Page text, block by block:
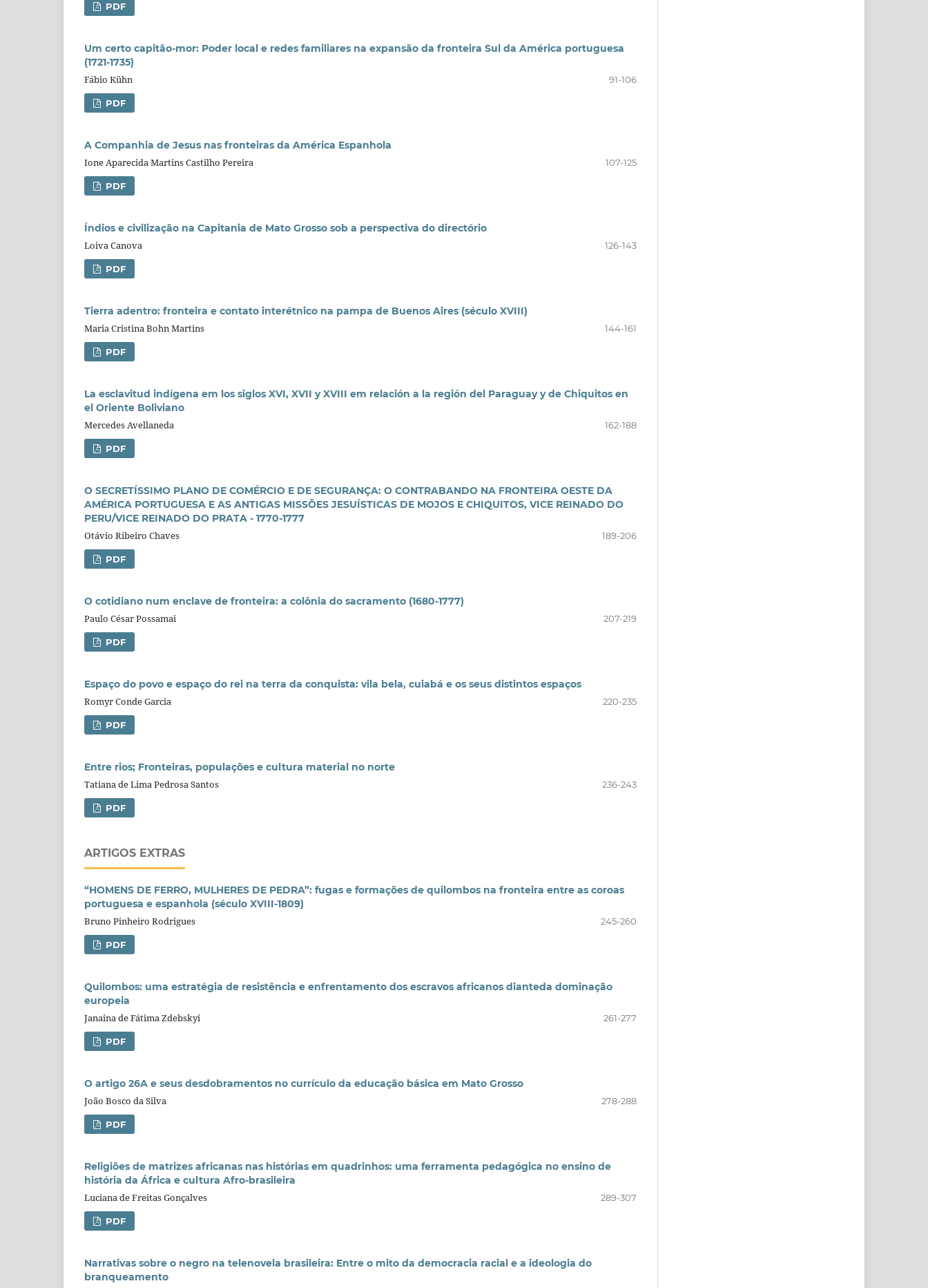
PDF
Um certo capitão-mor: Poder local e redes familiares na expansão da fronteira Sul da América portuguesa
(1721-1735)
Fábio Kühn
91-106
PDF
A Companhia de Jesus nas fronteiras da América Espanhola
Ione Aparecida Martins Castilho Pereira
107-125
PDF
Índios e civilização na Capitania de Mato Grosso sob a perspectiva do directório
Loiva Canova
126-143
PDF
Tierra adentro: fronteira e contato interétnico na pampa de Buenos Aires (século XVIII)
Maria Cristina Bohn Martins
144-161
PDF
La esclavitud indígena em los siglos XVI, XVII y XVIII em relación a la región del Paraguay y de Chiquitos en
el Oriente Boliviano
Mercedes Avellaneda
162-188
PDF
O SECRETÍSSIMO PLANO DE COMÉRCIO E DE SEGURANÇA: O CONTRABANDO NA FRONTEIRA OESTE DA
AMÉRICA PORTUGUESA E AS ANTIGAS MISSÕES JESUÍSTICAS DE MOJOS E CHIQUITOS, VICE REINADO DO
PERU/VICE REINADO DO PRATA - 1770-1777
Otávio Ribeiro Chaves
189-206
PDF
O cotidiano num enclave de fronteira: a colônia do sacramento (1680-1777)
Paulo César Possamai
207-219
PDF
Espaço do povo e espaço do rei na terra da conquista: vila bela, cuiabá e os seus distintos espaços
Romyr Conde Garcia
220-235
PDF
Entre rios; Fronteiras, populações e cultura material no norte
Tatiana de Lima Pedrosa Santos
236-243
PDF
ARTIGOS EXTRAS
“HOMENS DE FERRO, MULHERES DE PEDRA”: fugas e formações de quilombos na fronteira entre as coroas
portuguesa e espanhola (século XVIII-1809)
Bruno Pinheiro Rodrigues
245-260
PDF
Quilombos: uma estratégia de resistência e enfrentamento dos escravos africanos dianteda dominação
europeia
Janaina de Fátima Zdebskyi
261-277
PDF
O artigo 26A e seus desdobramentos no currículo da educação básica em Mato Grosso
João Bosco da Silva
278-288
PDF
Religiões de matrizes africanas nas histórias em quadrinhos: uma ferramenta pedagógica no ensino de
história da África e cultura Afro-brasileira
Luciana de Freitas Gonçalves
289-307
PDF
Narrativas sobre o negro na telenovela brasileira: Entre o mito da democracia racial e a ideologia do
branqueamento